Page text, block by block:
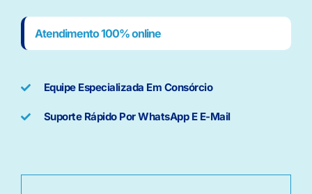
Atendimento 100% online
Equipe Especializada Em Consórcio
Suporte Rápido Por WhatsApp E E-Mail